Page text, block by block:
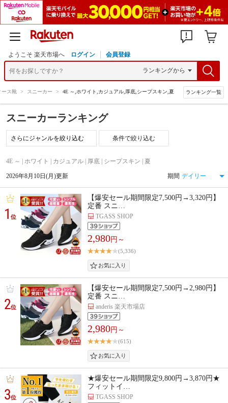
ようこそ 楽天市場へ ログイン 会員登録
ース靴 > スニーカー > 4E ～,ホワイト,カジュアル,厚底,シープスキン,夏 ランキング一覧
スニーカーランキング
条件で絞り込む
4E ～ | ホワイト | カジュアル | 厚底 | シープスキン | 夏
2026年8月10日(月)更新 期間
1位
【爆安セール期間限定7,500円→3,320円】
定番 スニ…
TGASS SHOP
2,980円～
(5,336)
2位
【爆安セール期間限定7,500円→2,980円】
定番 スニ…
anderis 楽天市場店
2,980円～
(615)
3位
★爆安セール期間限定9,800円→3,870円★
フィットイ…
TGASS SHOP